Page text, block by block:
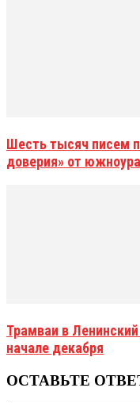
Шесть тысяч писем
доверия» от
Трамваи в
начале декабря
ОСТАВЬТЕ